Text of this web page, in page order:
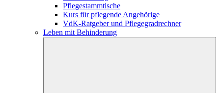
Pflegestammtische
Kurs für pflegende Angehörige
VdK-Ratgeber und Pflegegradrechner
Leben mit Behinderung